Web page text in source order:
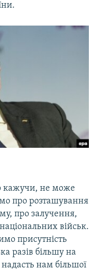
кажучи, не може
про розташування
про залучення,
військ.
присутність
разів більшу на
нам більшої